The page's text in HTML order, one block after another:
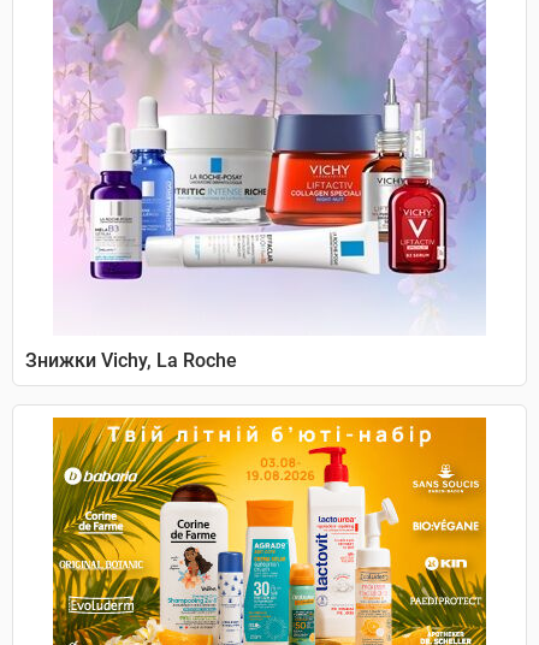
Знижки Vichy, La Roche